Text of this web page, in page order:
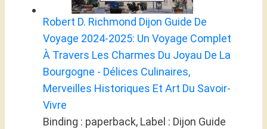
Robert D. Richmond Dijon Guide De
Voyage 2024-2025: Un Voyage Complet
À Travers Les Charmes Du Joyau De La
Bourgogne - Délices Culinaires,
Merveilles Historiques Et Art Du Savoir-
Vivre
Binding : paperback, Label : Dijon Guide